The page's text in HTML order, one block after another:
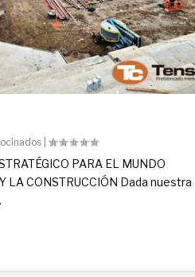
|
PARA EL MUNDO
LA CONSTRUCCIÓN Dada nuestra